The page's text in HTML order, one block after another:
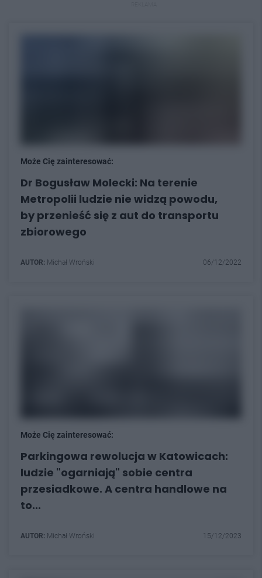
Może Cię zainteresować:
Dr Bogusław Molecki: Na terenie
Metropolii ludzie nie widzą powodu,
by przenieść się z aut do transportu
zbiorowego
AUTOR: Michał Wroński 06/12/2022
Może Cię zainteresować:
Parkingowa rewolucja w Katowicach:
ludzie "ogarniają" sobie centra
przesiadkowe. A centra handlowe na
to...
AUTOR: Michał Wroński 15/12/2023